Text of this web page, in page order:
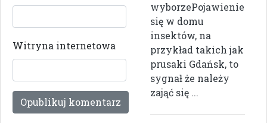
Witryna internetowa
wyborzePojawienie
się w domu
insektów, na
przykład takich jak
prusaki Gdańsk, to
sygnał że należy
zająć się ...